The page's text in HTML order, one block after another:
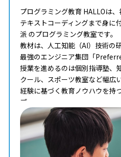
プログラミング教育 HALLOは
テキストコーディングまで身に
派 のプログラミング教室です。
教材は、人工知能（AI）技術の
最強のエンジニア集団「
授業を進めるのは個別指導塾、
クール、スポーツ教室など幅広
経験に基づく教育ノウハウを持
プ」。
タイピングからコンピュータサ
教材を使って、一人ひとりのペ
別最適化レッスンでプログラミ